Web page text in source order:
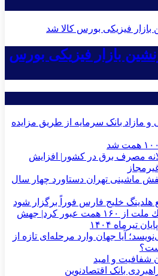
بازار فیزیکی بورس
و مازاد بانک سرمایه از طریق مزایده
مصرف برق در کشور| افزایش
ماشینی تهران دستاورد چهار سال
خلیج فارس فوراً برگزار شود
درآمدهای عملیاتی بانك ملت از ۱۶۰ همت عبور كرد| جهش
آیا جهان وارد مرحله‌ای تازه از
شفافیت و امید
بانک اقتصادنوین